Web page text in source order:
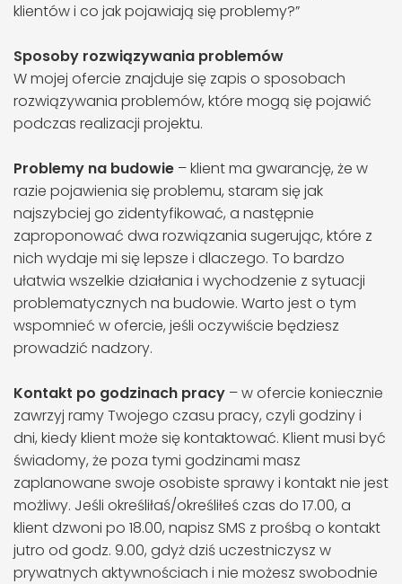
klientów i co jak pojawiają się problemy?”
Sposoby rozwiązywania problemów
W mojej ofercie znajduje się zapis o sposobach
rozwiązywania problemów, które mogą się pojawić
podczas realizacji projektu.
Problemy na budowie – klient ma gwarancję, że w
razie pojawienia się problemu, staram się jak
najszybciej go zidentyfikować, a następnie
zaproponować dwa rozwiązania sugerując, które z
nich wydaje mi się lepsze i dlaczego. To bardzo
ułatwia wszelkie działania i wychodzenie z sytuacji
problematycznych na budowie. Warto jest o tym
wspomnieć w ofercie, jeśli oczywiście będziesz
prowadzić nadzory.
Kontakt po godzinach pracy – w ofercie koniecznie
zawrzyj ramy Twojego czasu pracy, czyli godziny i
dni, kiedy klient może się kontaktować. Klient musi być
świadomy, że poza tymi godzinami masz
zaplanowane swoje osobiste sprawy i kontakt nie jest
możliwy. Jeśli określiłaś/określiłeś czas do 17.00, a
klient dzwoni po 18.00, napisz SMS z prośbą o kontakt
jutro od godz. 9.00, gdyż dziś uczestniczysz w
prywatnych aktywnościach i nie możesz swobodnie